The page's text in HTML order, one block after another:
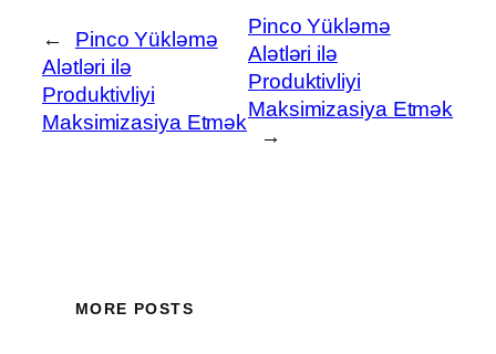
←
Pinco Yükləmə
Alətləri ilə
Produktivliyi
Maksimizasiya Etmək
Pinco Yükləmə
Alətləri ilə
Produktivliyi
Maksimizasiya Etmək
→
MORE POSTS